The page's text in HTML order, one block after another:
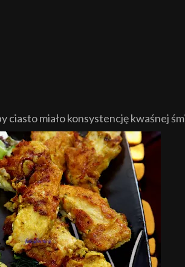
ciasto miało konsystencję kwaśnej